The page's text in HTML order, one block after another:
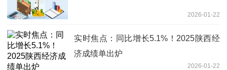
2026-01-22
实时焦点：同比增长5.1%！2025陕西经
济成绩单出炉
2026-01-22